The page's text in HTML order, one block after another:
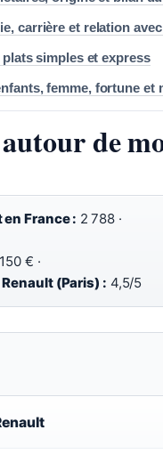
carrière et relation
simples et express
femme, fortune et
de
France : 2 788 ·
€ ·
(Paris) : 4,5/5